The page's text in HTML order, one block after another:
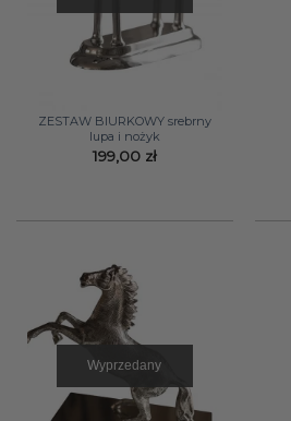
ZESTAW BIURKOWY srebrny
lupa i nożyk
199,00 zł
Wyprzedany